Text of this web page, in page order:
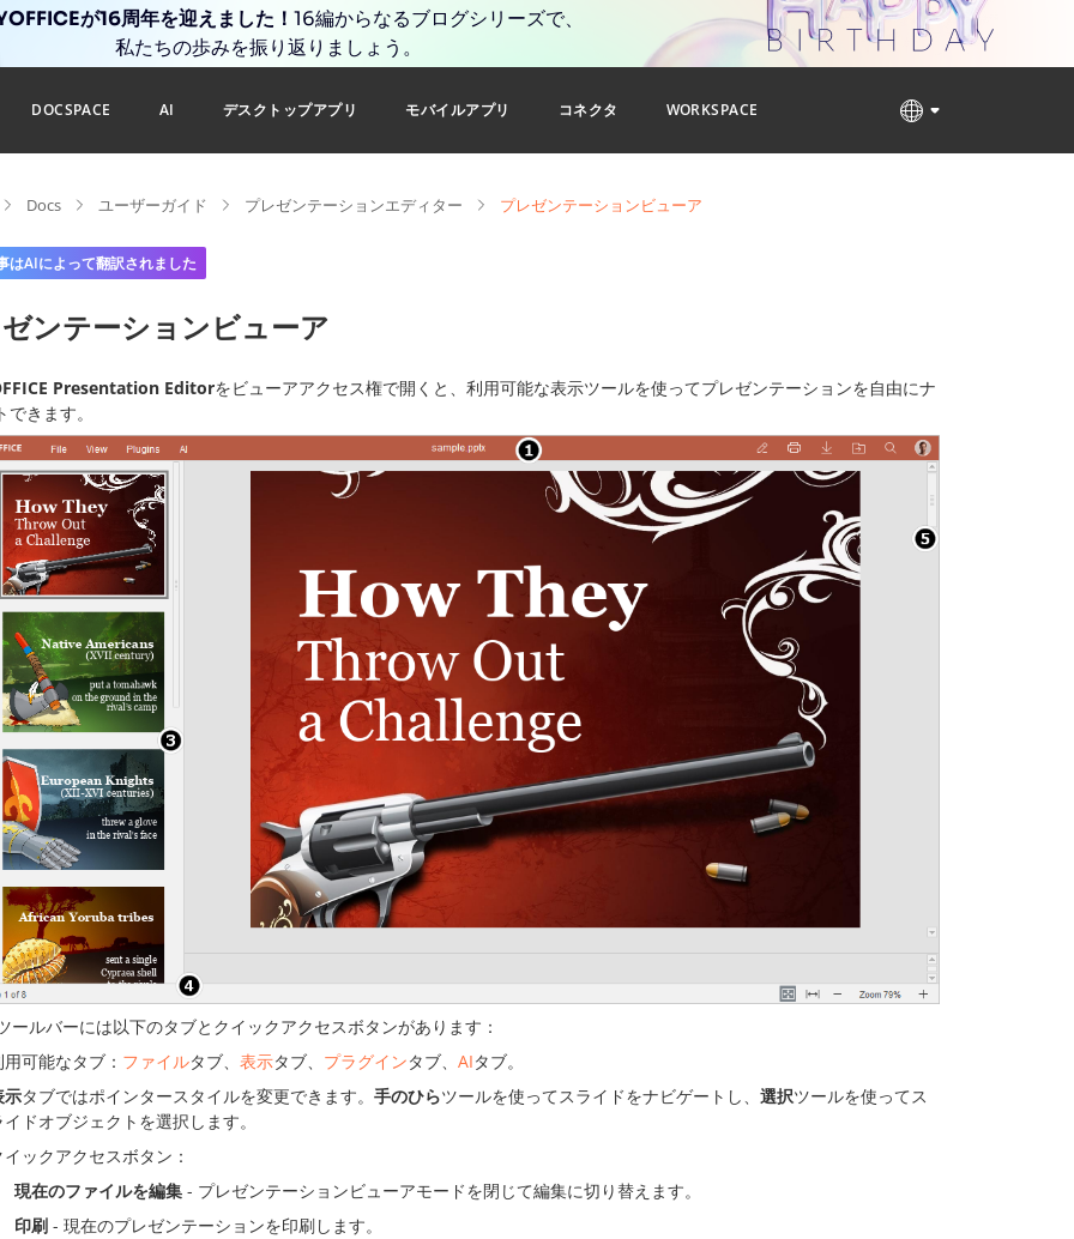
が16周年を迎えました！ 16編からなるブログシリーズで、
私たちの歩みを振り返りましょう。
DOCSPACE AI デスクトップアプリ モバイルアプリ コネクタ WORKSPACE
Docs ユーザーガイド プレゼンテーションエディター プレゼンテーションビューア
はAIによって翻訳されました
ンテーションビューア
Presentation Editorをビューアアクセス権で開くと、利用可能な表示ツールを使ってプレゼンテーションを自由にナ
きます。
ールバーには以下のタブとクイックアクセスボタンがあります：
用可能なタブ： ファイルタブ、 表示タブ、 プラグインタブ、 AIタブ。
示タブではポインタースタイルを変更できます。 手のひらツールを使ってスライドをナビゲートし、 選択ツールを使ってス
イドオブジェクトを選択します。
イックアクセスボタン：
現在のファイルを編集 - プレゼンテーションビューアモードを閉じて編集に切り替えます。
印刷 - 現在のプレゼンテーションを印刷します。